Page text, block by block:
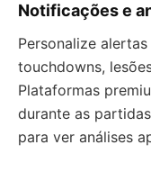
Notificações e
Personalize
touchdowns,
Plataformas
durante as
para ver análises